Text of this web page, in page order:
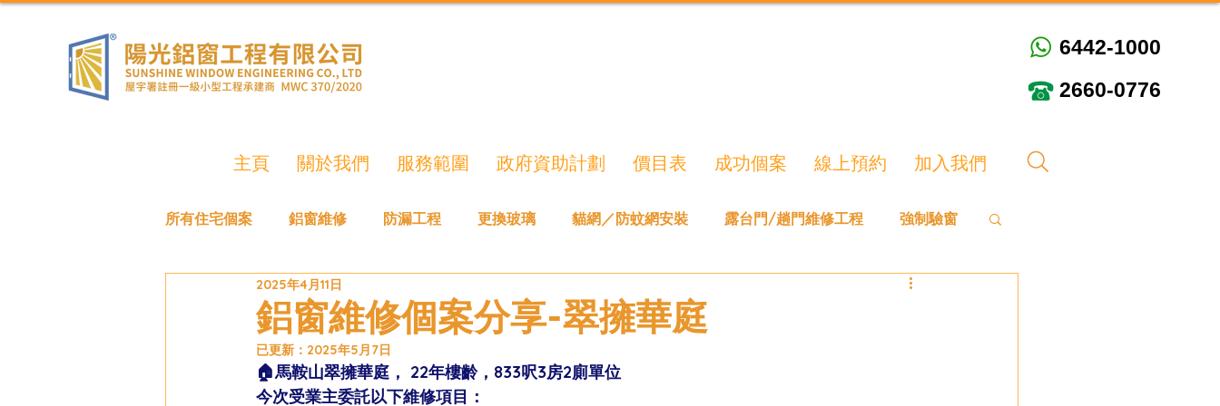
6442-1000
6442-1000
2660-0776
2660-0776
主頁 關於我們 服務範圍 政府資助計劃 價目表 成功個案 線上預約 加入我們
所有住宅個案 鋁窗維修 防漏工程 更換玻璃 貓網／防蚊網安裝 露台門/趟門維修工程 強制驗窗
鋁窗維修個案分享-翠擁華庭
2025年4月11日
已更新： 2025年5月7日
🏠馬鞍山翠擁華庭， 22年樓齡，833呎3房2廁單位
今次受業主委託以下維修項目：